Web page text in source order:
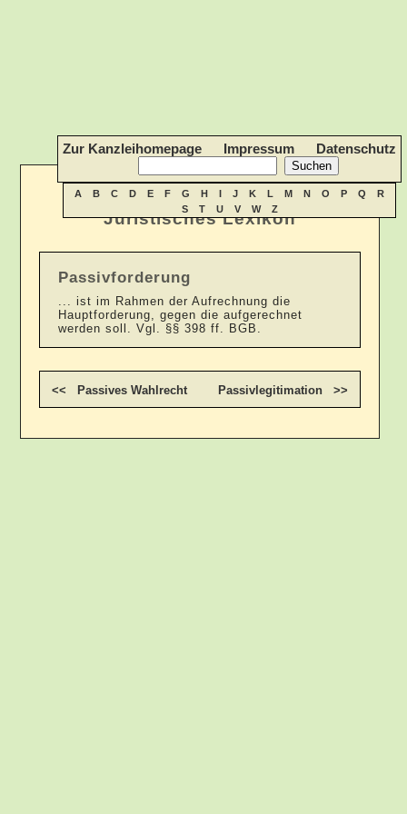
Juristisches Lexikon
Zur Kanzleihomepage Impressum Datenschutz
A B C D E F G H I J K L M N O P Q
R
S
T U V W Z
Passivforderung
... ist im Rahmen der Aufrechnung die
Hauptforderung, gegen die aufgerechnet
werden soll. Vgl. §§ 398 ff. BGB.
<< Passives Wahlrecht Passivlegitimation >>